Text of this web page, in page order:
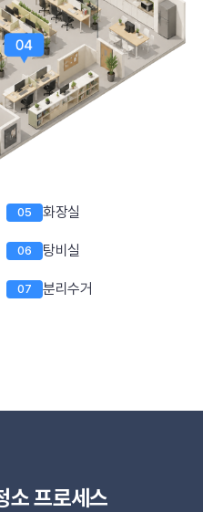
05 화장실
06 탕비실
07 분리수거
소 프로세스